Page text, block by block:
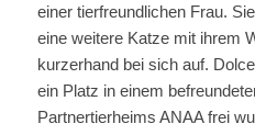
einer tierfreundlichen Frau.
eine weitere Katze mit ihrem
kurzerhand bei sich auf.
ein Platz in einem
Partnertierheims ANAA frei